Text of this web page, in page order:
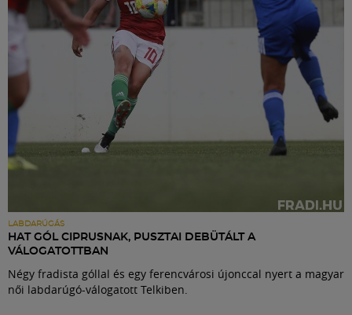
LABDARÚGÁS
HAT GÓL CIPRUSNAK, PUSZTAI DEBÜTÁLT A
VÁLOGATOTTBAN
Négy fradista góllal és egy ferencvárosi újonccal nyert a magyar
női labdarúgó-válogatott Telkiben.